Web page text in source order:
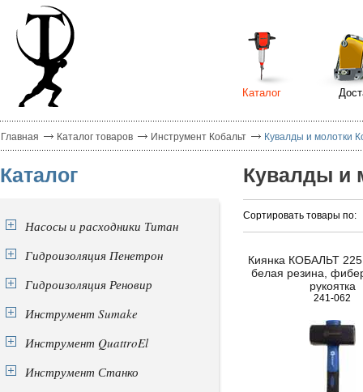
Каталог
Главная Каталог товаров Инструмент Кобальт Кувалды и молотки
Каталог
Насосы и расходники Титан
Гидроизоляция Пенетрон
Гидроизоляция Реновир
Инструмент Sumake
Инструмент QuattroEl
Инструмент Станко
Кувалды и
Сортировать товары по:
Киянка КОБАЛЬТ
белая резина,
рукоятка
241-062